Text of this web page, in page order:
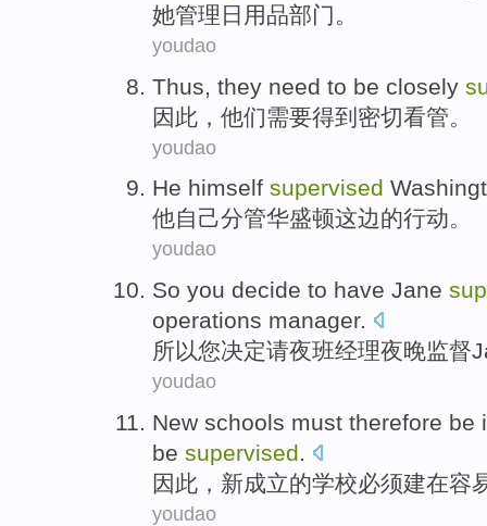
她管理 日用品部门。
youdao
Thus they need to be closely
因此 ， 他们需要得到 密切看管 。
youdao
He himself supervised
他自己分管华盛顿这边的行动。
youdao
So you decide to have Jane
operations manager.
所以您决定请夜班经理夜晚监督
youdao
New schools must therefore be
be supervised.
因此 ， 新成立的学校必须建在容
youdao